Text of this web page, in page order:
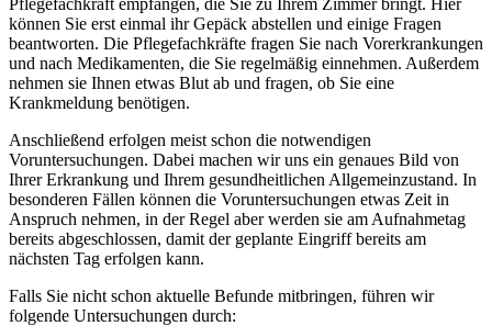
können Sie erst einmal ihr Gepäck abstellen und einige Fragen
beantworten. Die Pflegefachkräfte fragen Sie nach Vorerkrankungen
und nach Medikamenten, die Sie regelmäßig einnehmen. Außerdem
nehmen sie Ihnen etwas Blut ab und fragen, ob Sie eine
Krankmeldung benötigen.
Anschließend erfolgen meist schon die notwendigen
Voruntersuchungen. Dabei machen wir uns ein genaues Bild von
Ihrer Erkrankung und Ihrem gesundheitlichen Allgemeinzustand. In
besonderen Fällen können die Voruntersuchungen etwas Zeit in
Anspruch nehmen, in der Regel aber werden sie am Aufnahmetag
bereits abgeschlossen, damit der geplante Eingriff bereits am
nächsten Tag erfolgen kann.
Falls Sie nicht schon aktuelle Befunde mitbringen, führen wir
folgende Untersuchungen durch: